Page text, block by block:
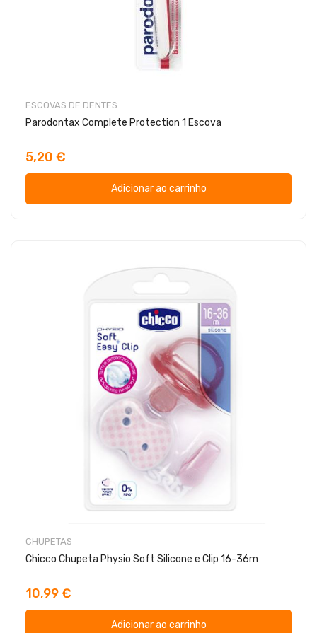
ESCOVAS DE DENTES
Parodontax Complete Protection 1 Escova
5,20 €
Adicionar ao carrinho
CHUPETAS
Chicco Chupeta Physio Soft Silicone e Clip 16-36m
10,99 €
Adicionar ao carrinho